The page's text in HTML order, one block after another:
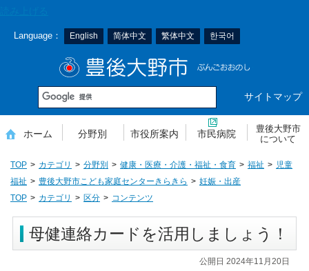
Language： English 简体中文 繁体中文 한국어
サイトマップ
ホーム 分野別 市役所案内 市民病院
豊後大野市
について
TOP カテゴリ 分野別 健康・医療・介護・福祉・食育 福祉
児童
福祉
豊後大野市こども家庭センターきらきら
妊娠・出産
TOP
カテゴリ 区分 コンテンツ
母健連絡カードを活用しましょう！
公開日 2024年11月20日